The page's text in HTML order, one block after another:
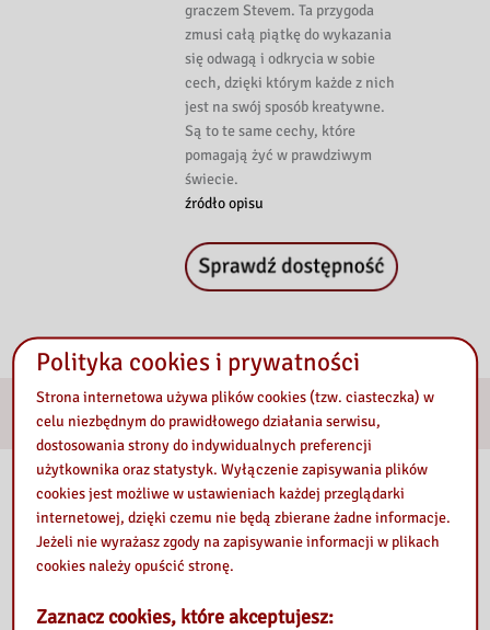
graczem Stevem. Ta przygoda
zmusi całą piątkę do wykazania
się odwagą i odkrycia w sobie
cech, dzięki którym każde z nich
jest na swój sposób kreatywne.
Są to te same cechy, które
pomagają żyć w prawdziwym
świecie.
źródło opisu
E-usługi
Nasza biblioteka
Polityka cookies i prywatności
Strona internetowa używa plików cookies (tzw. ciasteczka) w
celu niezbędnym do prawidłowego działania serwisu,
dostosowania strony do indywidualnych preferencji
użytkownika oraz statystyk. Wyłączenie zapisywania plików
cookies jest możliwe w ustawieniach każdej przeglądarki
internetowej, dzięki czemu nie będą zbierane żadne informacje.
Jeżeli nie wyrażasz zgody na zapisywanie informacji w plikach
cookies należy opuścić stronę.
Zaznacz cookies, które akceptujesz: